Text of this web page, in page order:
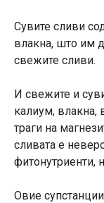
Сувите сливи
влакна, што им
свежите сливи.
И свежите и
калиум, влакна,
траги на
сливата е
фитонутриенти,
Овие